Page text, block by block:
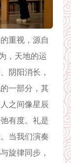
重视，源自
，天地的运
阴阳消长，
一部分，其
之间像星辰
有度。礼是
当我们演奏
旋律同步，